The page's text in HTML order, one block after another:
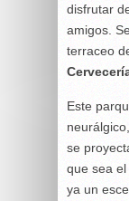
disfrutar
amigos.
terraceo
Este
se
que sea el
ya un